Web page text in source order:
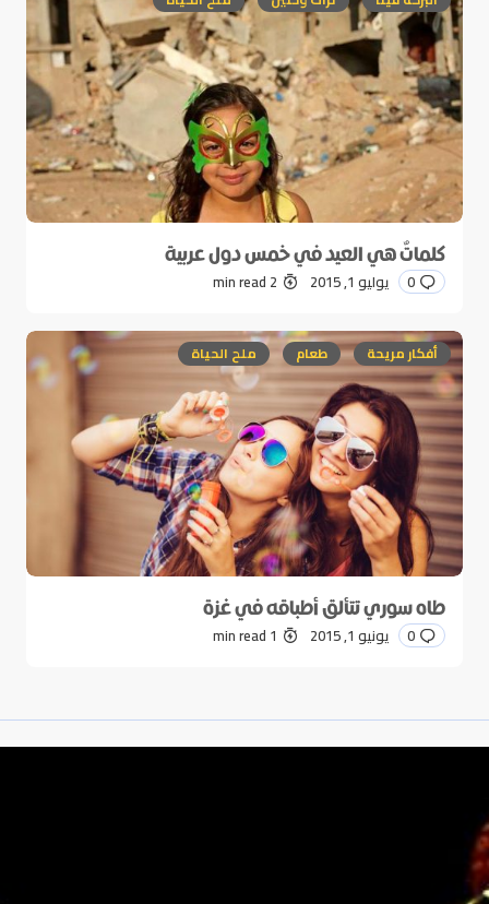
كلماتٌ هي العيد في خمس دول عربية
0 يوليو 1, 2015 2 min read
أفكار مريحة طعام ملح الحياة
طاه سوري تتألق أطباقه في غزة
0 يونيو 1, 2015 1 min read